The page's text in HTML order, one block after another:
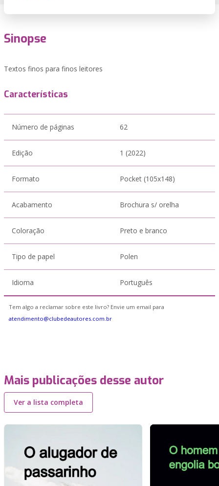
Sinopse
Textos finos para finos leitores
Características
Número de páginas 62
Edição 1 (2022)
Formato Pocket (105x148)
Acabamento Brochura s/ orelha
Coloração Preto e branco
Tipo de papel Polen
Idioma Português
Tem algo a reclamar sobre este livro? Envie um email para
atendimento@clubedeautores.com.br
Mais publicações desse autor
Ver a lista completa